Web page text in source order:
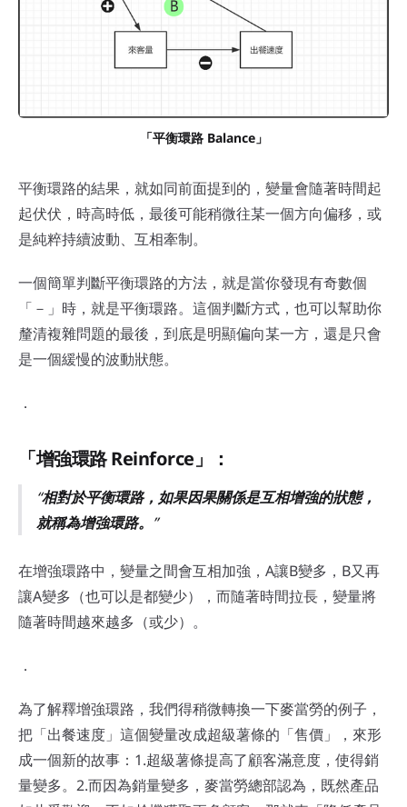
「平衡環路 Balance」
平衡環路的結果，就如同前面提到的，變量會隨著時間起
起伏伏，時高時低，最後可能稍微往某一個方向偏移，或
是純粹持續波動、互相牽制。
一個簡單判斷平衡環路的方法，就是當你發現有奇數個
「－」時，就是平衡環路。這個判斷方式，也可以幫助你
釐清複雜問題的最後，到底是明顯偏向某一方，還是只會
是一個緩慢的波動狀態。
．
「增強環路 Reinforce」：
相對於平衡環路，如果因果關係是互相增強的狀態，
就稱為增強環路。
在增強環路中，變量之間會互相加強，A讓B變多，B又再
讓A變多（也可以是都變少），而隨著時間拉長，變量將
隨著時間越來越多（或少）。
．
為了解釋增強環路，我們得稍微轉換一下麥當勞的例子，
把「出餐速度」這個變量改成超級薯條的「售價」，來形
成一個新的故事：1.超級薯條提高了顧客滿意度，使得銷
量變多。2.而因為銷量變多，麥當勞總部認為，既然產品